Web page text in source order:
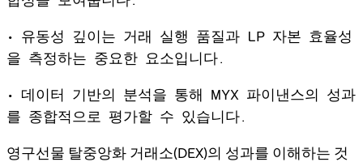
• 유동성 깊이는 거래 실행 품질과 LP 자본 효율성
을 측정하는 중요한 요소입니다.
• 데이터 기반의 분석을 통해 MYX 파이낸스의 성과
를 종합적으로 평가할 수 있습니다.
영구선물 탈중앙화 거래소(DEX)의 성과를 이해하는 것